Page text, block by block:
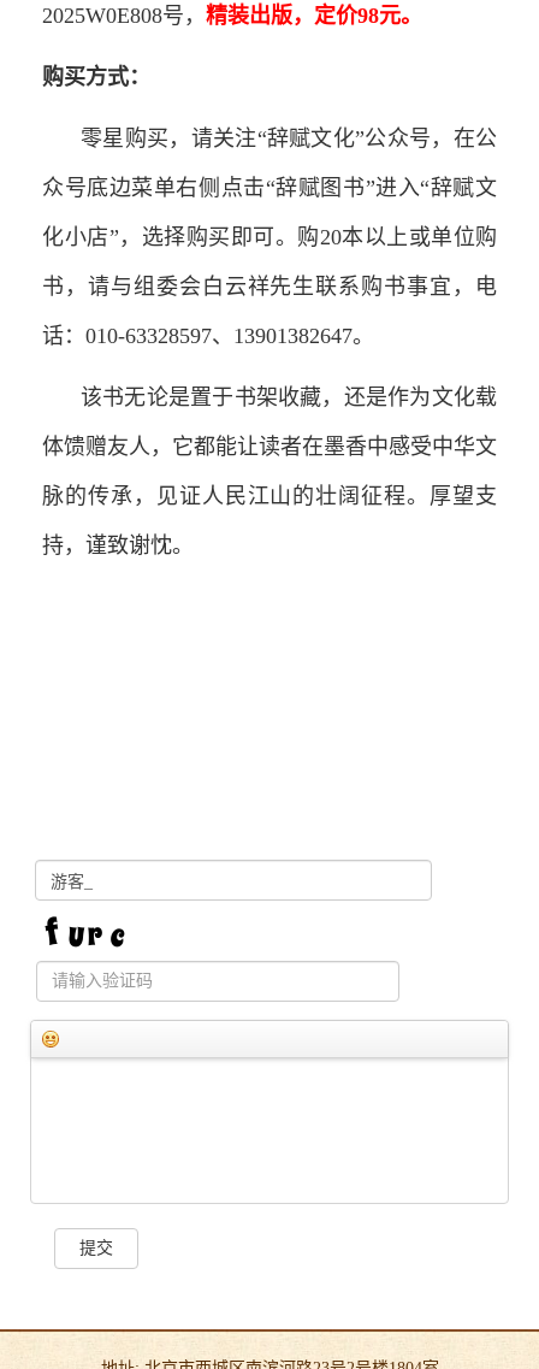
2025W0E808号， 精装出版，定价98元。
购买方式：
零星购买，请关注“辞赋文化”公众号，在公
众号底边菜单右侧点击“辞赋图书”进入“辞赋文
化小店”，选择购买即可。购20本以上或单位购
书，请与组委会白云祥先生联系购书事宜，电
话：010-63328597、13901382647。
该书无论是置于书架收藏，还是作为文化载
体馈赠友人，它都能让读者在墨香中感受中华文
脉的传承，见证人民江山的壮阔征程。厚望支
持，谨致谢忱。
提交